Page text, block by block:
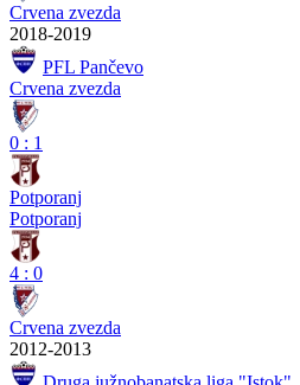
Crvena zvezda
2018-2019
PFL Pančevo
Crvena zvezda
0 : 1
Potporanj
Potporanj
4 : 0
Crvena zvezda
2012-2013